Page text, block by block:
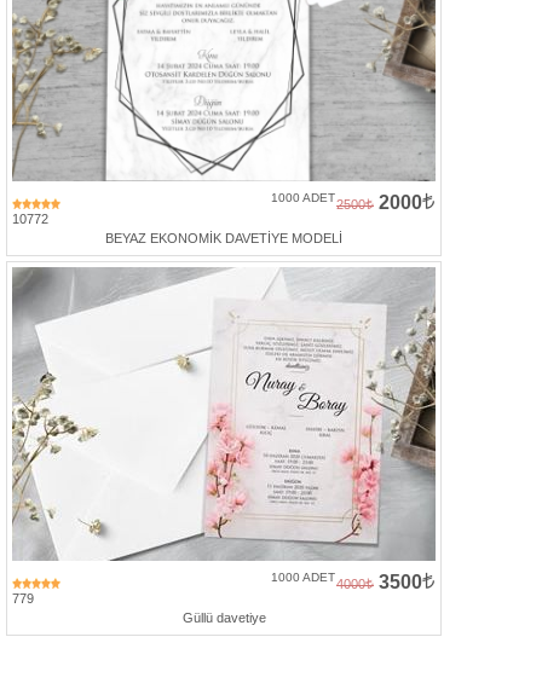
10772
2500 2000
1000 ADET
BEYAZ EKONOMİK DAVETİYE MODELİ
779
4000 3500
1000 ADET
Güllü davetiye